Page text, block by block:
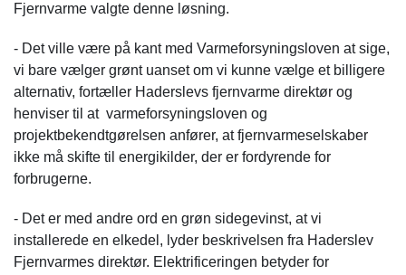
Fjernvarme valgte denne løsning.
- Det ville være på kant med Varmeforsyningsloven at sige,
vi bare vælger grønt uanset om vi kunne vælge et billigere
alternativ, fortæller Haderslevs fjernvarme direktør og
henviser til at varmeforsyningsloven og
projektbekendtgørelsen anfører, at fjernvarmeselskaber
ikke må skifte til energikilder, der er fordyrende for
forbrugerne.
- Det er med andre ord en grøn sidegevinst, at vi
installerede en elkedel, lyder beskrivelsen fra Haderslev
Fjernvarmes direktør. Elektrificeringen betyder for